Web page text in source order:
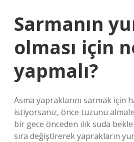
Sarmanın
olması için
yapmalı?
Asma yapraklarını sarmak için
istiyorsanız, önce tuzunu
bir gece önceden ılık suda
sıra değiştirerek yaprakların